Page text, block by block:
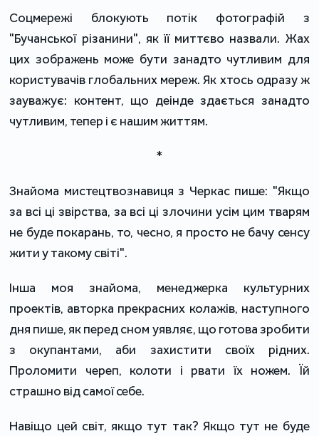
Соцмережі блокують потік фотографій з
"Бучанської різанини", як її миттєво назвали. Жах
цих зображень може бути занадто чутливим для
користувачів глобальних мереж. Як хтось одразу ж
зауважує: контент, що деінде здається занадто
чутливим, тепер і є нашим життям.
*
Знайома мистецтвознавиця з Черкас пише: "Якщо
за всі ці звірства, за всі ці злочини усім цим тварям
не буде покарань, то, чесно, я просто не бачу сенсу
жити у такому світі".
Інша моя знайома, менеджерка культурних
проектів, авторка прекрасних колажів, наступного
дня пише, як перед сном уявляє, що готова зробити
з окупантами, аби захистити своїх рідних.
Проломити череп, колоти і рвати їх ножем. Їй
страшно від самої себе.
Навіщо цей світ, якщо тут так? Якщо тут не буде